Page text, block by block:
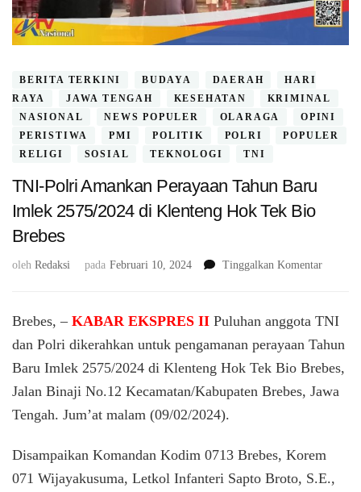
BERITA TERKINI BUDAYA DAERAH
HARI
RAYA
JAWA TENGAH KESEHATAN
KRIMINAL
NASIONAL
NEWS POPULER OLARAGA
OPINI
PERISTIWA
PMI POLITIK POLRI
POPULER
RELIGI
SOSIAL TEKNOLOGI TNI
TNI-Polri Amankan Perayaan Tahun Baru
Imlek 2575/2024 di Klenteng Hok Tek Bio
Brebes
oleh Redaksi pada Februari 10, 2024 Tinggalkan Komentarpada
Tahun
Baru
2575/
Hok
Bio
Brebes, – KABAR EKSPRES II Puluhan anggota TNI
dan Polri dikerahkan untuk pengamanan perayaan Tahun
Baru Imlek 2575/2024 di Klenteng Hok Tek Bio Brebes,
Jalan Binaji No.12 Kecamatan/Kabupaten Brebes, Jawa
Tengah. Jum’at malam (09/02/2024).
Disampaikan Komandan Kodim 0713 Brebes, Korem
071 Wijayakusuma, Letkol Infanteri Sapto Broto, S.E.,